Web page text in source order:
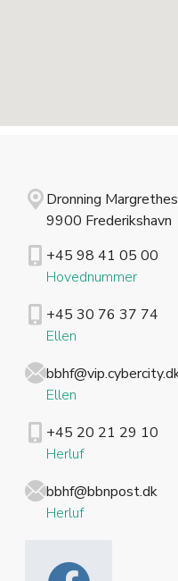
Dronning
9900 Frederikshavn
+45 98 41 05 00
Hovednummer
+45 30 76 37 74
Ellen
Ellen
+45 20 21 29 10
Herluf
bbhf@bbnpost.dk
Herluf